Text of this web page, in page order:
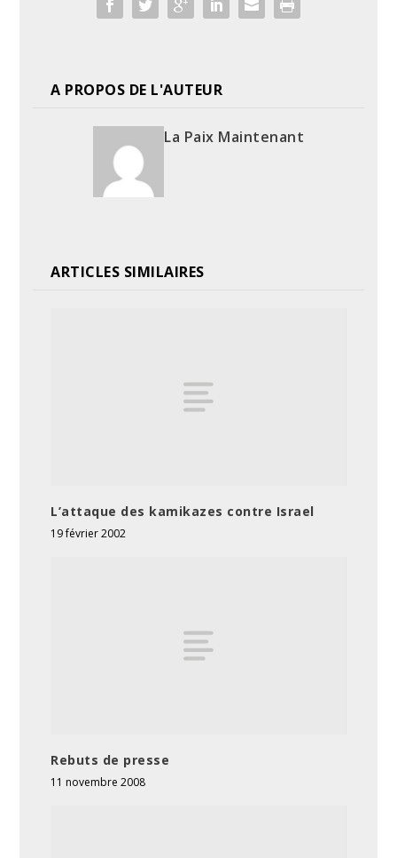
A PROPOS DE L'AUTEUR
La Paix Maintenant
ARTICLES SIMILAIRES
L’attaque des kamikazes contre Israel
19 février 2002
Rebuts de presse
11 novembre 2008